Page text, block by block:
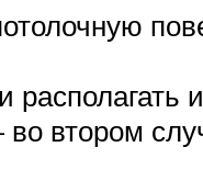
втором